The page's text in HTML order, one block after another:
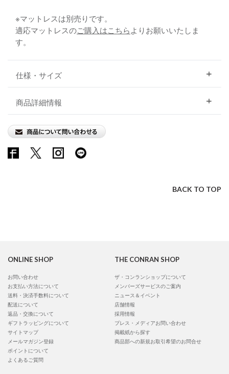
※マットレスは別売りです。
適応マットレスのご購入はこちら よりお願いいたしま
す。
仕様・サイズ
商品詳細情報
BACK TO TOP
ONLINE SHOP
お問い合わせ
お支払い方法について
送料・決済手数料について
配送について
返品・交換について
ギフトラッピングについて
サイトマップ
メールマガジン登録
ポイントについて
よくあるご質問
THE CONRAN SHOP
ザ・コンランショップについて
メンバーズサービスのご案内
ニュース＆イベント
店舗情報
採用情報
プレス・メディアお問い合わせ
掲載紙から探す
商品部への新規お取引希望のお問合せ